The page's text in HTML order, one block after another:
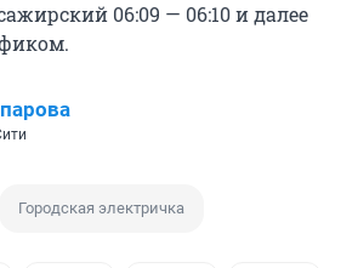
06:09 — 06:10 и далее
Городская электричка